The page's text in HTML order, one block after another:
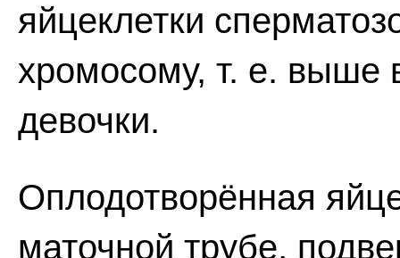
яйцеклетки
хромосому, т. е. выше
девочки.
Оплодотворённая
маточной трубе,